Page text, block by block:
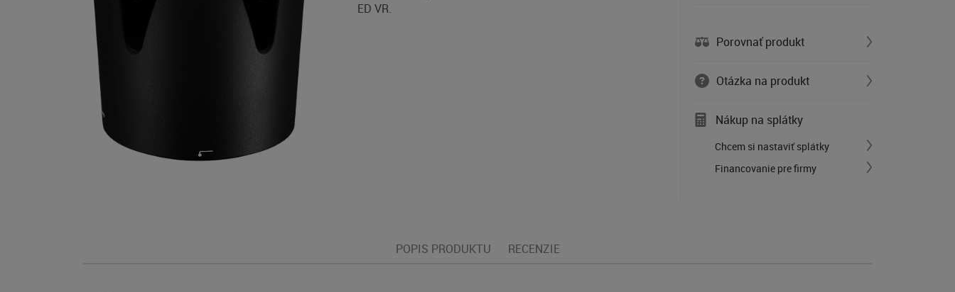
ED VR.
Porovnať produkt
Otázka na produkt
Nákup na splátky
Chcem si nastaviť splátky
Financovanie pre firmy
POPIS PRODUKTU RECENZIE